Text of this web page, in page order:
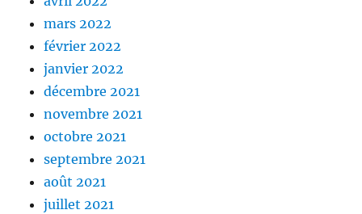
mars 2022
février 2022
janvier 2022
décembre 2021
novembre 2021
octobre 2021
septembre 2021
août 2021
juillet 2021